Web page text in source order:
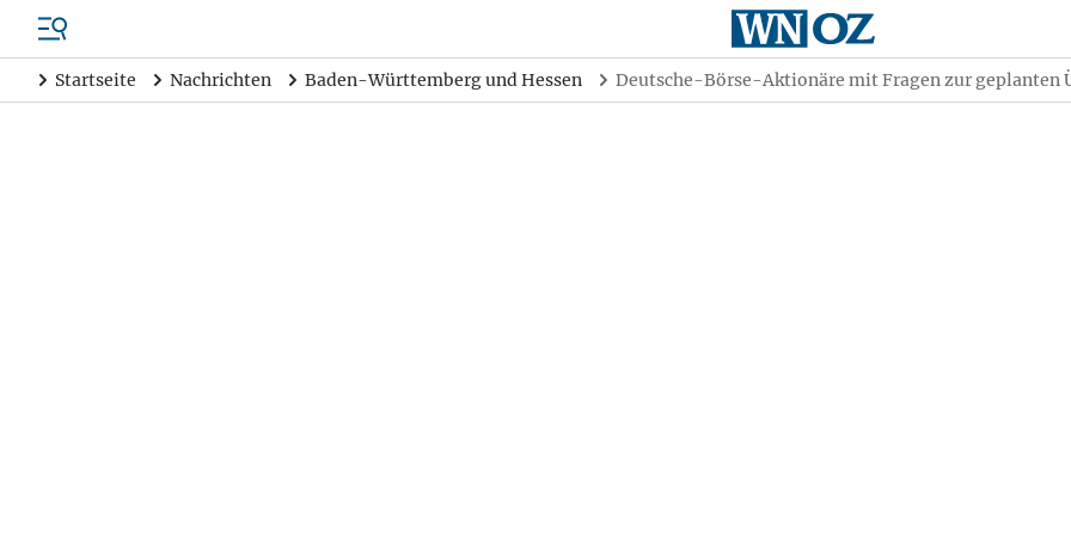
Startseite Nachrichten Baden-Württemberg und Hessen Deutsche-Börse-Aktionäre mit Fragen zur geplanten